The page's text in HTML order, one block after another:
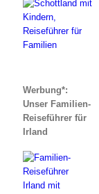
Werbung*:
Unser Familien-
Reiseführer für
Irland